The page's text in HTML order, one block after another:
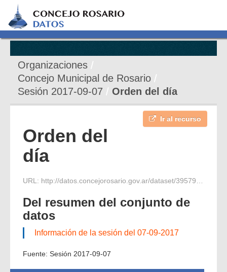
Organizaciones
Concejo Municipal de Rosario
Sesión 2017-09-07
Orden del día
Ir al recurso
Orden del
día
URL: http://datos.concejorosario.gov.ar/dataset/395790ee-7d9d-4dab-9c5a-737c5c19e538/resource/afda308c-b23c-4dd2-8fd9-2c4d7d43b9f3/download/orden-del-dia-21-sesion-07-09-17.pdf
Del resumen del conjunto de
datos
Información de la sesión del 07-09-2017
Fuente: Sesión 2017-09-07